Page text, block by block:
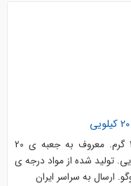
کد کالا :401. ابعاد :17*40*60. وزن : 2000 گرم. معروف به جعبه ی 20
ی ماهی قزا آلا ،باسکت 20 کیلویی. تولید شده از مواد درجه ی
ارسال به سراسر ایران